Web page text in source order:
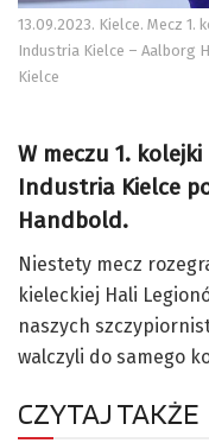
13.09.2023. Kielce. Mecz 1.
Industria Kielce – Aalborg
Kielce
W meczu 1.
Industria Kielce
Handbold.
Niestety mecz
kieleckiej Hali
naszych
walczyli do samego
CZYTAJ TAKŻE